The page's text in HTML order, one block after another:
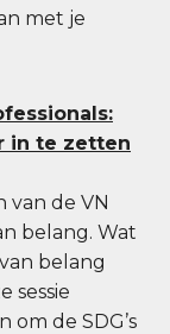
met je
in te zetten
de VN
belang. Wat
belang
sessie
de SDG’s